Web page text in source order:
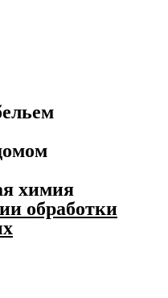
химия
обработки